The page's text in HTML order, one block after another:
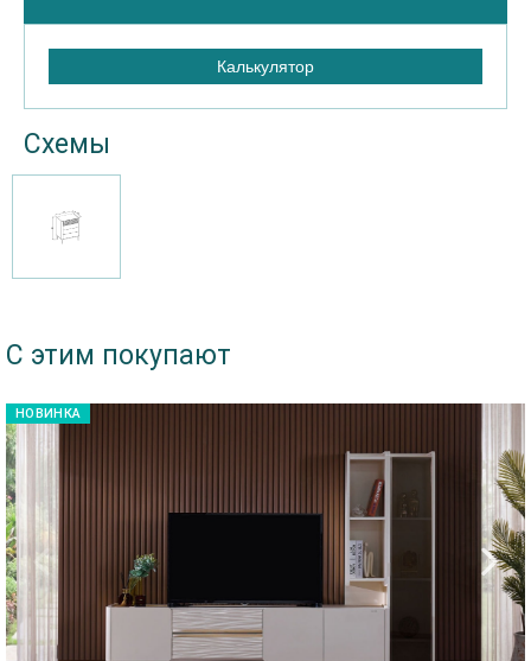
Калькулятор
Схемы
С этим покупают
НОВИНКА